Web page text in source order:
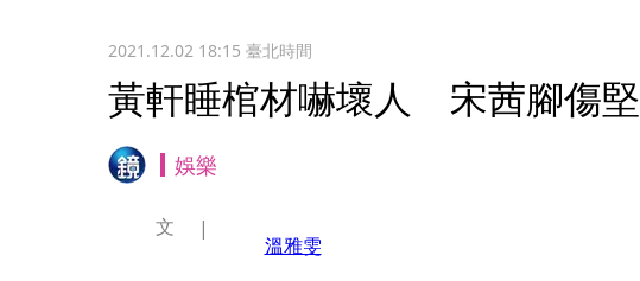
2021.12.02 18:15 臺北時間
黃軒睡棺材嚇壞人 宋茜腳傷
娛樂
文
溫雅雯